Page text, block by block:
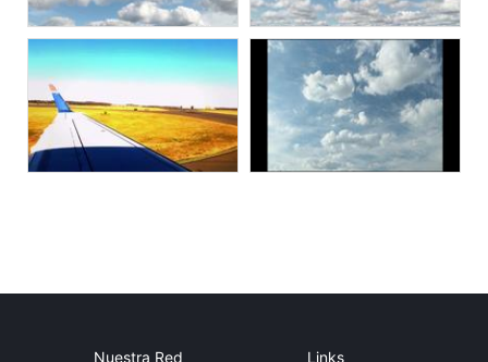
Nuestra Red Links